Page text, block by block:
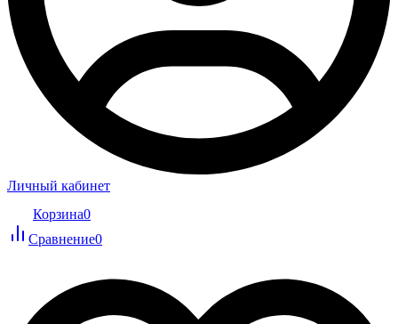
Личный кабинет
Корзина0
Сравнение0